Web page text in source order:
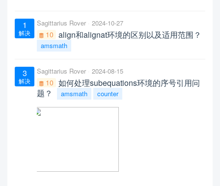
1
解决
Sagittarius Rover 2024-10-27
10 align和alignat环境的区别以及适用范围？
amsmath
3
解决
Sagittarius Rover 2024-08-15
10 如何处理subequations环境的序号引用问
题？
amsmath counter